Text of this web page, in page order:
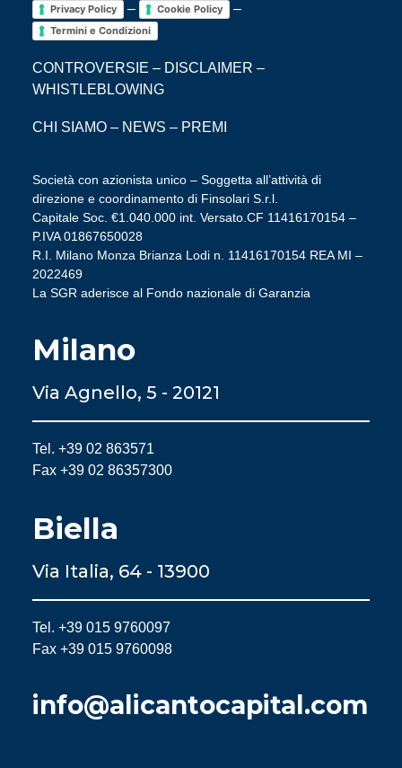
Privacy Policy – Cookie Policy –
Termini e Condizioni
CONTROVERSIE – DISCLAIMER –
WHISTLEBLOWING
CHI SIAMO – NEWS – PREMI
Società con azionista unico – Soggetta all’attività di
direzione e coordinamento di Finsolari S.r.l.
Capitale Soc. €1.040.000 int. Versato.CF 11416170154 –
P.IVA 01867650028
R.I. Milano Monza Brianza Lodi n. 11416170154 REA MI –
2022469
La SGR aderisce al Fondo nazionale di Garanzia
Milano
Via Agnello, 5 - 20121
Tel. +39 02 863571
Fax +39 02 86357300
Biella
Via Italia, 64 - 13900
Tel. +39 015 9760097
Fax +39 015 9760098
info@alicantocapital.com